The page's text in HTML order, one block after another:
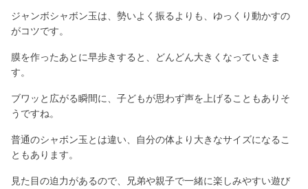
ジャンボシャボン玉は、勢いよく振るよりも、ゆっくり動かすの
がコツです。
膜を作ったあとに早歩きすると、どんどん大きくなっていきま
す。
ブワッと広がる瞬間に、子どもが思わず声を上げることもありそ
うですね。
普通のシャボン玉とは違い、自分の体より大きなサイズになるこ
ともあります。
見た目の迫力があるので、兄弟や親子で一緒に楽しみやすい遊び